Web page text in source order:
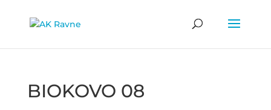
BIOKOVO 08